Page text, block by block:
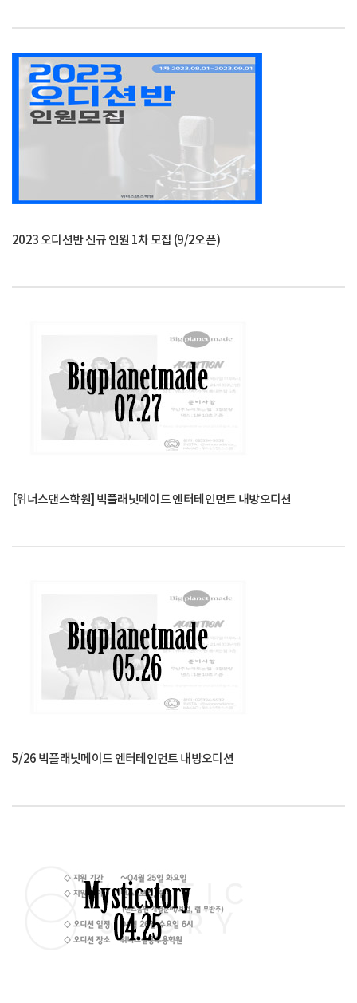
2023 오디션반 신규 인원 1차 모집 (9/2오픈)
[위너스댄스학원] 빅플래닛메이드 엔터테인먼트 내방오디션
5/26 빅플래닛메이드 엔터테인먼트 내방오디션